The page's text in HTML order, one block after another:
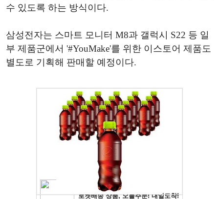
수 있도록 하는 방식이다.
삼성전자는 스마트 모니터 M8과 갤럭시 S22 등 일
부 제품군에서 '#YouMake'를 위한 이스토어 제품도
별도로 기획해 판매할 예정이다.